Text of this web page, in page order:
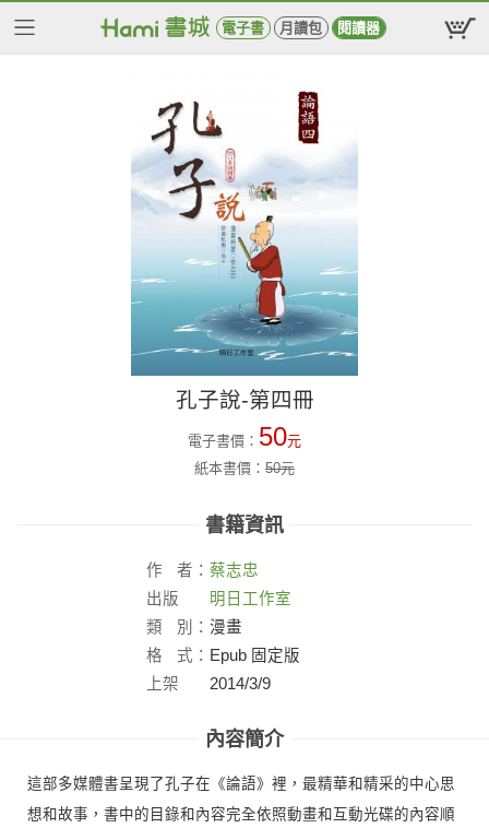
電子書 月讀包 閱讀器
孔子說-第四冊
電子書價： 50元
紙本書價： 50元
書籍資訊
作 者： 蔡志忠
出版
社：
明日工作室
類
別： 漫畫
格
式： Epub 固定版
上架
2014/3/9
內容簡介
這部多媒體書呈現了孔子在《論語》裡，最精華和精采的中心思
想和故事，書中的目錄和內容完全依照動畫和互動光碟的內容順